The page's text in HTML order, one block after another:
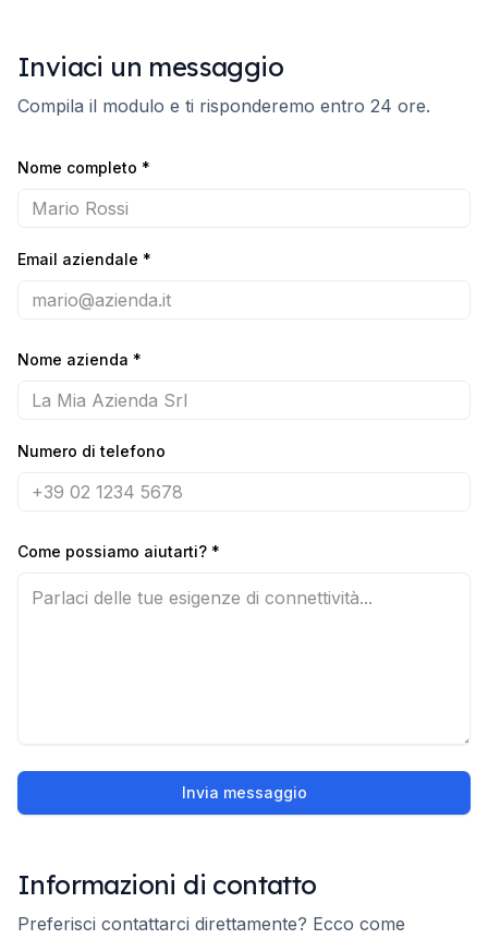
Inviaci un messaggio
Compila il modulo e ti risponderemo entro 24 ore.
Nome completo *
Email aziendale *
Nome azienda *
Numero di telefono
Come possiamo aiutarti? *
Invia messaggio
Informazioni di contatto
Preferisci contattarci direttamente? Ecco come